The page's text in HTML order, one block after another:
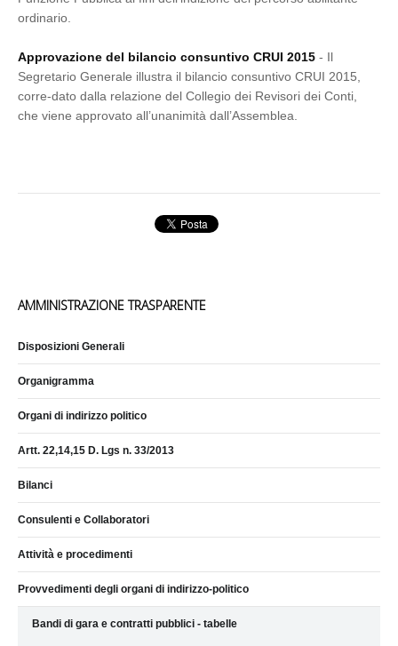
ordinario.
Approvazione del bilancio consuntivo CRUI 2015 - Il
Segretario Generale illustra il bilancio consuntivo CRUI 2015,
corre-dato dalla relazione del Collegio dei Revisori dei Conti,
che viene approvato all’unanimità dall’Assemblea.
AMMINISTRAZIONE TRASPARENTE
Disposizioni Generali
Organigramma
Organi di indirizzo politico
Artt. 22,14,15 D. Lgs n. 33/2013
Bilanci
Consulenti e Collaboratori
Attività e procedimenti
Provvedimenti degli organi di indirizzo-politico
Bandi di gara e contratti pubblici - tabelle